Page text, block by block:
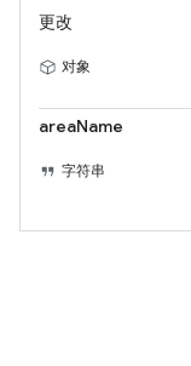
更改
对象
areaName
字符串